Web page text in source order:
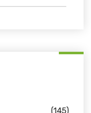
(145)